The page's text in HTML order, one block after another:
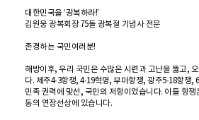
대한민국을 ‘광복하라!’
김원웅 광복회장 75돌 광복절 기념사 전문
존경하는 국민여러분!
해방이후, 우리 국민은 수많은 시련과 고난을 뚫고,
다. 제주4·3항쟁, 4·19혁명, 부마항쟁, 광주5·18항쟁
민족 권력에 맞선, 국민의 저항이었습니다. 이들 항
동의 연장선상에 있습니다.